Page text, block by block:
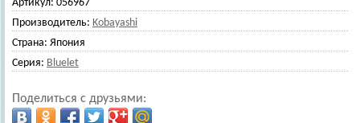
Артикул: 056967
Производитель: Kobayashi
Страна: Япония
Серия: Bluelet
Поделиться с друзьями: